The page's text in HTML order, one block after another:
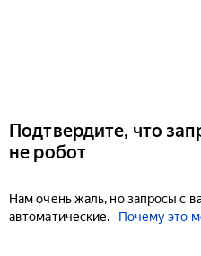
Подтвердите, что
не робот
Нам очень жаль, но запросы с
автоматические.
Почему это